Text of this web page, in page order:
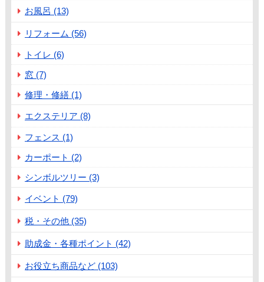
お風呂 (13)
リフォーム (56)
トイレ (6)
窓 (7)
修理・修繕 (1)
エクステリア (8)
フェンス (1)
カーポート (2)
シンボルツリー (3)
イベント (79)
税・その他 (35)
助成金・各種ポイント (42)
お役立ち商品など (103)